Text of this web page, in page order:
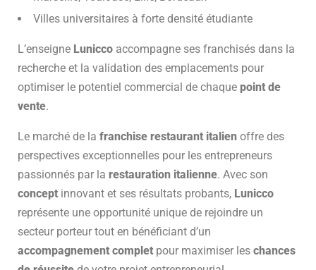
Villes universitaires à forte densité étudiante
L’enseigne Lunicco accompagne ses franchisés dans la
recherche et la validation des emplacements pour
optimiser le potentiel commercial de chaque point de
vente.
Le marché de la franchise restaurant italien offre des
perspectives exceptionnelles pour les entrepreneurs
passionnés par la restauration italienne. Avec son
conceptinnovant et ses résultats probants, Lunicco
représente une opportunité unique de rejoindre un
secteur porteur tout en bénéficiant d’un
accompagnement completpour maximiser les chances